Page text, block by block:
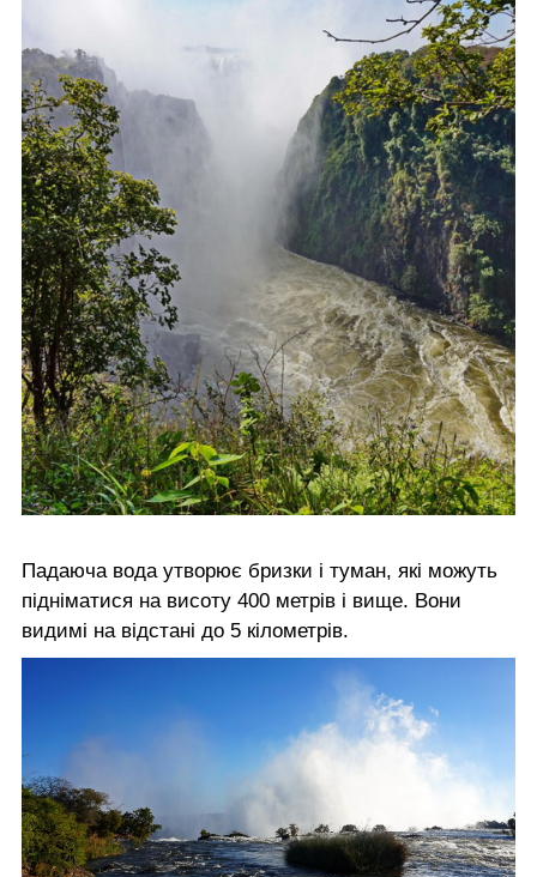
Падаюча вода утворює бризки і туман, які можуть
підніматися на висоту 400 метрів і вище. Вони
видимі на відстані до 5 кілометрів.